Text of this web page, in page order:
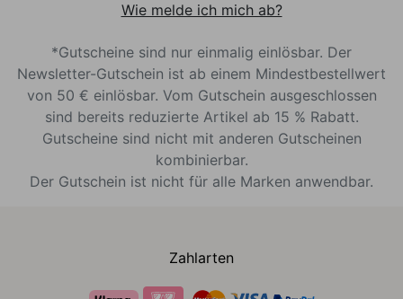
Wie melde ich mich ab?
*Gutscheine sind nur einmalig einlösbar. Der
Newsletter-Gutschein ist ab einem Mindestbestellwert
von 50 € einlösbar. Vom Gutschein ausgeschlossen
sind bereits reduzierte Artikel ab 15 % Rabatt.
Gutscheine sind nicht mit anderen Gutscheinen
kombinierbar.
Der Gutschein ist nicht für alle Marken anwendbar.
Zahlarten